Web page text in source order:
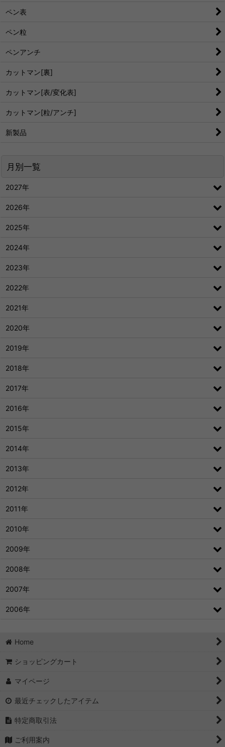
ペン表
ペン粒
ペンアンチ
カットマン[裏]
カットマン[表/変化表]
カットマン[粒/アンチ]
新製品
月別一覧
2027年
2026年
2025年
2024年
2023年
2022年
2021年
2020年
2019年
2018年
2017年
2016年
2015年
2014年
2013年
2012年
2011年
2010年
2009年
2008年
2007年
2006年
Home
ショッピングカート
マイページ
最近チェックしたアイテム
特定商取引法
ご利用案内